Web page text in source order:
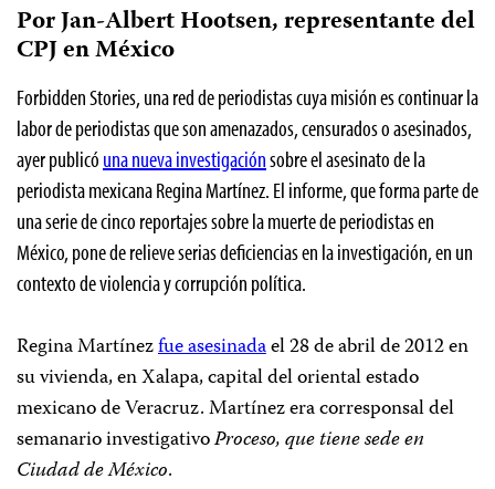
Por Jan-Albert Hootsen, representante del
CPJ en México
Forbidden Stories, una red de periodistas cuya misión es continuar la
labor de periodistas que son amenazados, censurados o asesinados,
ayer publicó una nueva investigaciónsobre el asesinato de la
periodista mexicana Regina Martínez. El informe, que forma parte de
una serie de cinco reportajes sobre la muerte de periodistas en
México, pone de relieve serias deficiencias en la investigación, en un
contexto de violencia y corrupción política.
Regina Martínezfue asesinadael 28 de abril de 2012 en
su vivienda, en Xalapa, capital del oriental estado
mexicano de Veracruz. Martínez era corresponsal del
semanario investigativoProceso, que tiene sede en
Ciudad de México.